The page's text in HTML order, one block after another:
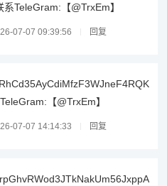
TeleGram:【@TrxEm】
07-07 09:39:56 回复
【@TrxEm】
07-07 14:14:33 回复